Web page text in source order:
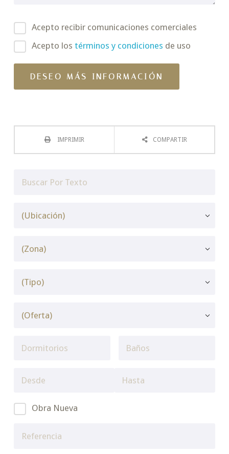
Acepto recibir comunicaciones comerciales
Acepto los términos y condiciones de uso
IMPRIMIR COMPARTIR
Obra Nueva